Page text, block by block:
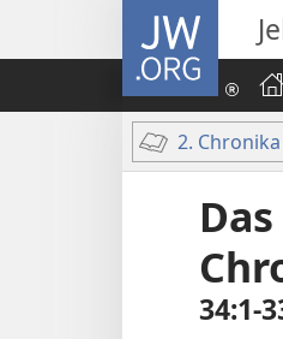
JW.ORG
2. Chronika
34:1-